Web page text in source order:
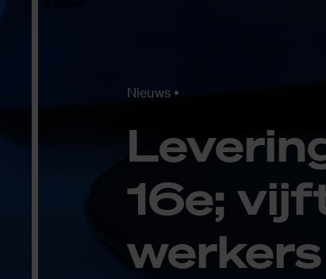
Nieuws
16e;